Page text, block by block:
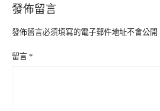
發佈留言
發佈留言必須填寫的電子郵件地址不會公開
留言 *